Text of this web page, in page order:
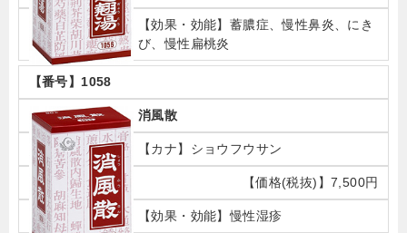
蓄膿症、慢性鼻炎、にき
び、慢性扁桃炎
1058
消風散
ショウフウサン
7,500円
慢性湿疹